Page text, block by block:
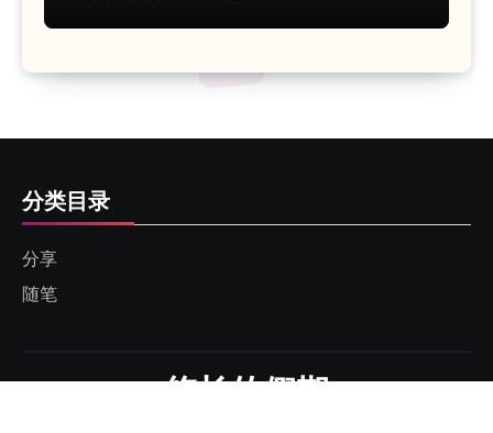
分类目录
分享
随笔